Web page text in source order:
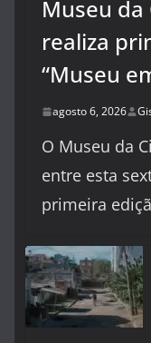
Museu da
realiza
“Museu
agosto 6, 2026
O Museu da
entre esta
primeira